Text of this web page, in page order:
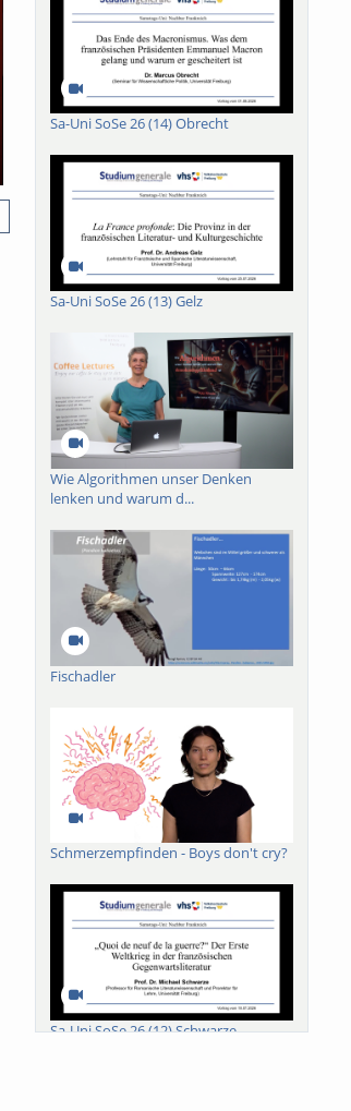
Sa-Uni SoSe 26 (14) Obrecht
Sa-Uni SoSe 26 (13) Gelz
Wie Algorithmen unser Denken
lenken und warum d...
Fischadler
Schmerzempfinden - Boys don't cry?
Sa-Uni SoSe 26 (12) Schwarze